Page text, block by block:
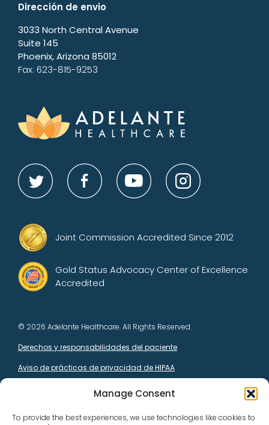
Manage Consent
To provide the best experiences, we use technologies like cookies to
Dirección de envio
3033 North Central Avenue
Suite 145
Phoenix, Arizona 85012
Fax: 623-815-9253
Joint Commission Accredited Since 2012
Gold Status Advocacy Center of Excellence
Accredited
© 2026 Adelante Healthcare. All Rights Reserved.
Derechos y responsabilidades del paciente
Aviso de prácticas de privacidad de HIPAA
Este centro de salud recibe fondos del HHS y tiene un estatus
de salud o relacionados con la salud, incluidos los reclamos por